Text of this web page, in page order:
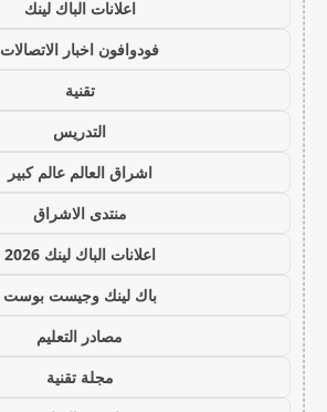
اعلانات الباك لينك
فودوافون اخبار الاتصالات
تقنية
التدريس
اشراق العالم عالم كبير
منتدى الاشراق
اعلانات الباك لينك 2026
باك لينك وجيست بوست
مصادر التعليم
مجلة تقنية